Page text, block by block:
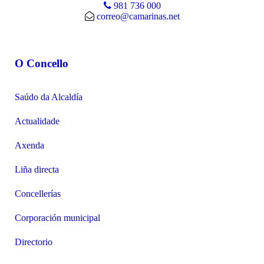
981 736 000
correo@camarinas.net
O Concello
Saúdo da Alcaldía
Actualidade
Axenda
Liña directa
Concellerías
Corporación municipal
Directorio